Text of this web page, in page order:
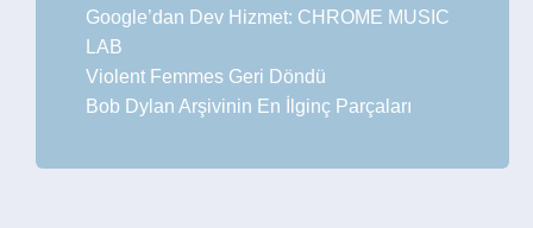
Google’dan Dev Hizmet: CHROME MUSIC
LAB
Violent Femmes Geri Döndü
Bob Dylan Arşivinin En İlginç Parçaları